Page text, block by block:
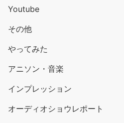
Youtube
その他
やってみた
アニソン・音楽
インプレッション
オーディオショウレポート